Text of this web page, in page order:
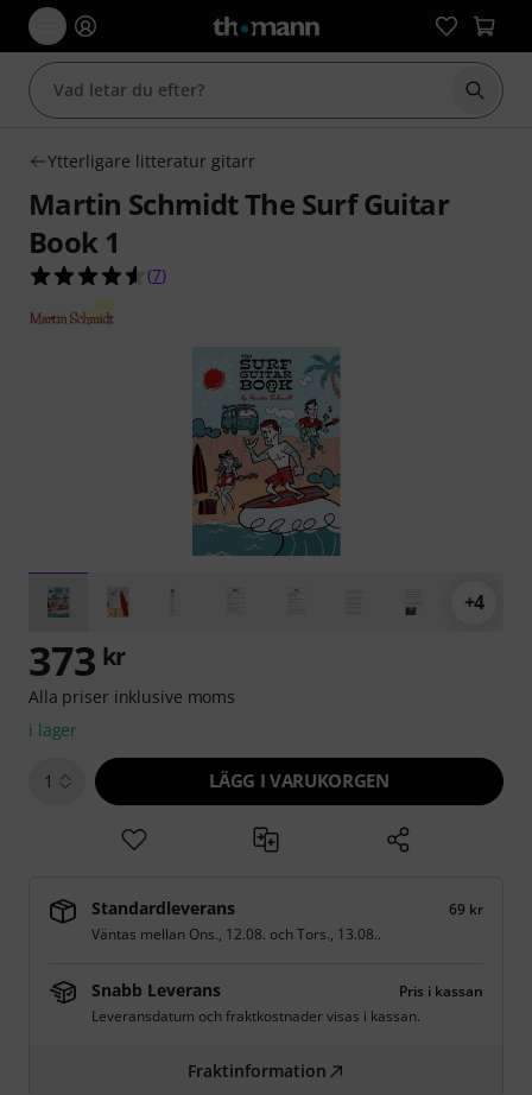
Börja
Ytterligare litteratur gitarr
Martin Schmidt The Surf Guitar
Book 1
4.6 av 5 stjärnor från 7 kundbetyg
(7)
+4
373 kr
Alla priser inklusive moms
i lager
1 LÄGG I VARUKORGEN
Standardleverans
69 kr
Väntas mellan Ons., 12.08. ochTors., 13.08..
Snabb Leverans
Pris i kassan
Leveransdatum och fraktkostnader visas i kassan.
Fraktinformation